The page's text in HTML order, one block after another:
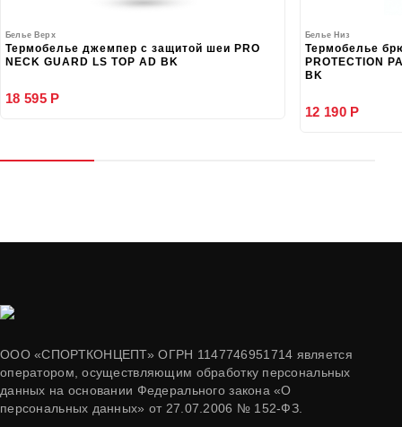
Белье Верх
Термобелье джемпер с защитой шеи PRO
NECK GUARD LS TOP AD BK
18 595 Р
Белье Низ
Термобелье
PROTECTION
BK
12 190 Р
ООО «СПОРТКОНЦЕПТ» ОГРН 1147746951714 является
оператором, осуществляющим обработку персональных
данных на основании Федерального закона «О
персональных данных» от 27.07.2006 № 152-ФЗ.